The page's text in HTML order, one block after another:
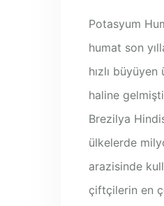
Potasyum
humat son
hızlı
haline
Brezilya
ülkelerde
arazisinde
çiftçilerin en